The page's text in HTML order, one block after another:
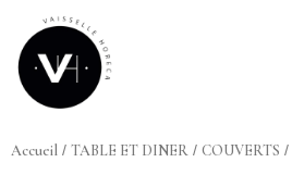
contenu
Accueil / TABLE ET DINER / COUVERTS /